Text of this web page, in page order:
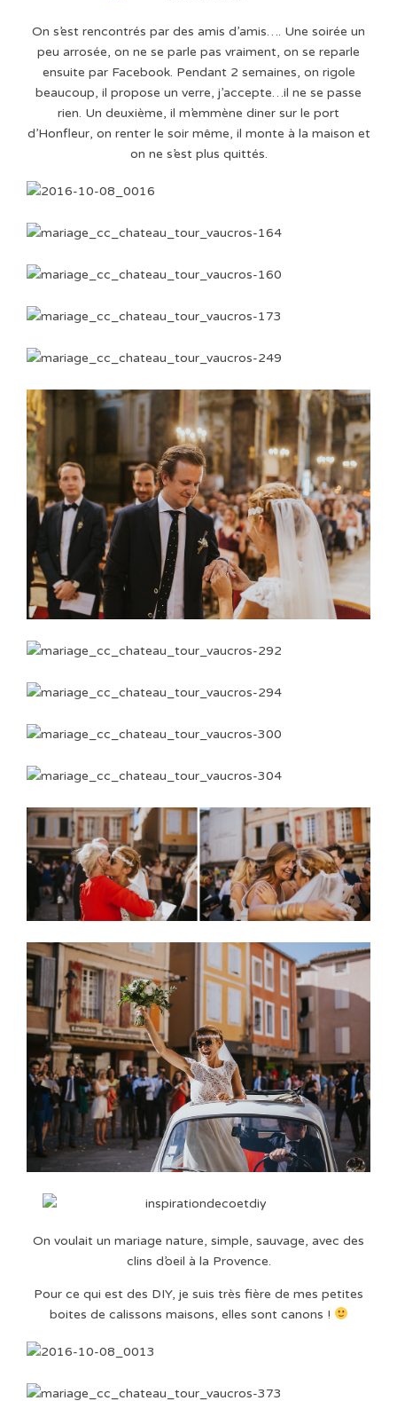
On s’est rencontrés par des amis d’amis…. Une soirée un
peu arrosée, on ne se parle pas vraiment, on se reparle
ensuite par Facebook. Pendant 2 semaines, on rigole
beaucoup, il propose un verre, j’accepte…il ne se passe
rien. Un deuxième, il m’emmène diner sur le port
d’Honfleur, on renter le soir même, il monte à la maison et
on ne s’est plus quittés.
On voulait un mariage nature, simple, sauvage, avec des
clins d’oeil à la Provence.
Pour ce qui est des DIY, je suis très fière de mes petites
boites de calissons maisons, elles sont canons !